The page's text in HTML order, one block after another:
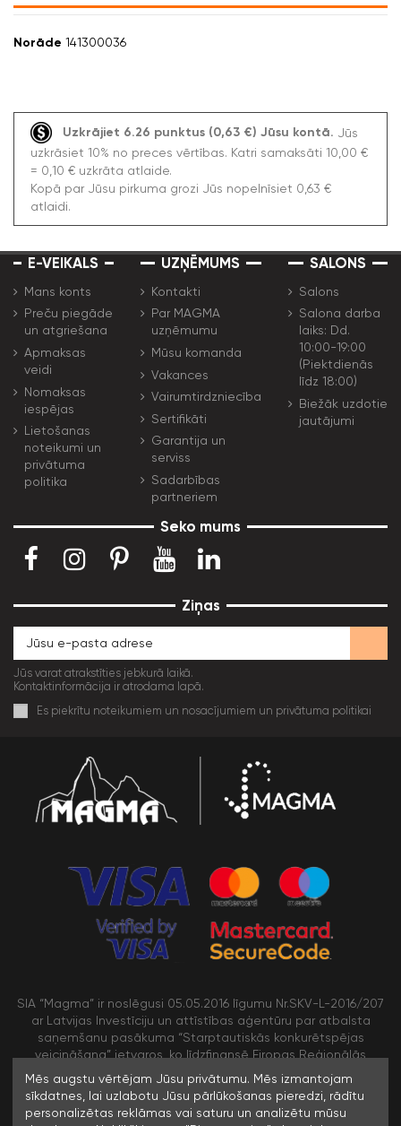
Norāde 141300036
Uzkrājiet 6.26 punktus (0,63 €) Jūsu kontā. Jūs
uzkrāsiet 10% no preces vērtības. Katri samaksāti 10,00 €
= 0,10 € uzkrāta atlaide.
Kopā par Jūsu pirkuma grozi Jūs nopelnīsiet 0,63 €
atlaidi.
E-VEIKALS
Mans konts
Preču piegāde
un atgriešana
Apmaksas
veidi
Nomaksas
iespējas
Lietošanas
noteikumi un
privātuma
politika
UZŅĒMUMS
Kontakti
Par MAGMA
uzņēmumu
Mūsu komanda
Vakances
Vairumtirdzniecība
Sertifikāti
Garantija un
serviss
Sadarbības
partneriem
SALONS
Salons
Salona darba
laiks: Dd.
10:00-19:00
(Piektdienās
līdz 18:00)
Biežāk uzdotie
jautājumi
Seko mums
Ziņas
Jūs varat atrakstīties jebkurā laikā.
Kontaktinformācija ir atrodama lapā.
Es piekrītu noteikumiem un nosacījumiem un privātuma politikai
SIA “Magma” ir noslēgusi 05.05.2016 līgumu Nr.SKV-L-2016/207
ar Latvijas Investīciju un attīstības aģentūru par atbalsta
saņemšanu pasākuma “Starptautiskās konkurētspējas
veicināšana” ietvaros, ko līdzfinansē Eiropas Reģionālās
attīstības fonds
Mēs augstu vērtējam Jūsu privātumu. Mēs izmantojam
sīkdatnes, lai uzlabotu Jūsu pārlūkošanas pieredzi, rādītu
personalizētas reklāmas vai saturu un analizētu mūsu